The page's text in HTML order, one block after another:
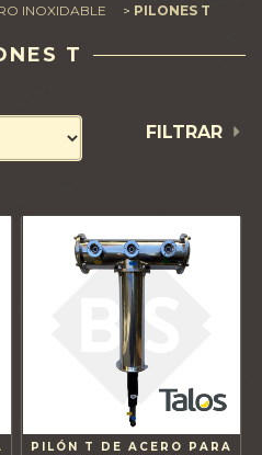
INOXIDABLE > PILONES T
T
FILTRAR
PILÓN T DE ACERO PARA